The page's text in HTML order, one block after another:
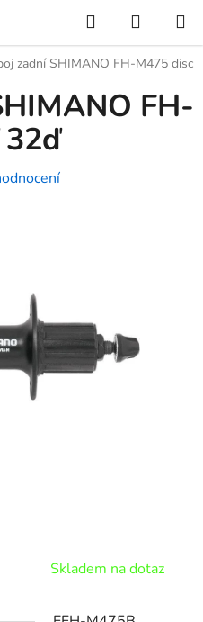
Hledat
KOŠÍK
zadní SHIMANO FH-M475 disc
Skladem na dotaz
FH-